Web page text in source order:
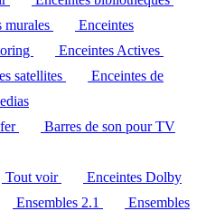
murales
Enceintes
Enceintes Actives
satellites
Enceintes de
Barres de son pour TV
Tout voir
Enceintes Dolby
Ensembles 2.1
Ensembles